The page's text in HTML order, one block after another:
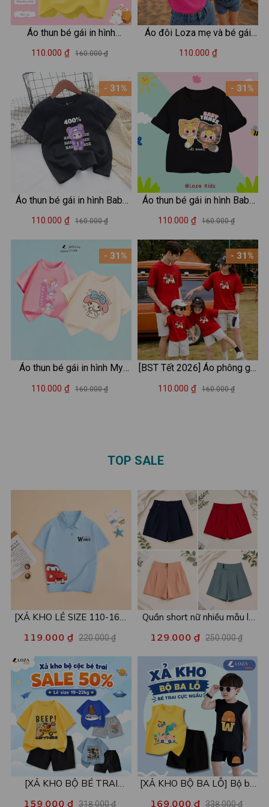
Áo thun bé gái in hình
Brainrot Capucina - Loza
110.000 ₫ 160.000 ₫
- 31%
Áo thun bé gái in hình Baby
Three - Loza Kids AT2987
110.000 ₫ 160.000 ₫
- 31%
Áo thun bé gái in hình My
Melody - Loza Kids AT051
110.000 ₫ 160.000 ₫
Áo đôi Loza mẹ và bé gái
hình cô gái đeo kính - Loza
110.000 ₫
- 31%
Áo thun bé gái in hình Baby
three -Loza Kids AT2917
110.000 ₫ 160.000 ₫
- 31%
[BST Tết 2026] Áo phông gia
đình Tết 2026 in hình Ngựa -
110.000 ₫ 160.000 ₫
[XẢ KHO LẺ SIZE 110-160]
mẫu - Áo trẻ em từ 15-42kg
- Loza Kids XPL001
119.000 ₫ 220.000 ₫
Quần short nữ nhiều mẫu lẻ
còn 99k/c - Loza XA016
129.000 ₫ 250.000 ₫
[XẢ KHO BỘ BÉ TRAI
159.000 ₫ 318.000 ₫
[XẢ KHO BỘ BA LỖ] Bộ ba
169.000 ₫ 338.000 ₫
TOP SALE